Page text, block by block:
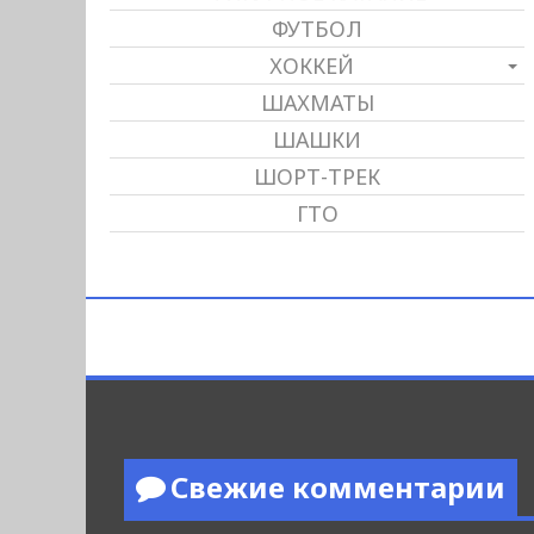
ФУТБОЛ
ХОККЕЙ
ШАХМАТЫ
ШАШКИ
ШОРТ-ТРЕК
ГТО
Свежие комментарии